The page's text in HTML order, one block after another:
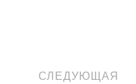
СЛЕДУЮЩАЯ